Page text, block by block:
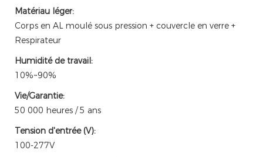
Matériau léger:
Corps en AL moulé sous pression + couvercle en verre +
Respirateur
Humidité de travail:
10%~90%
Vie/Garantie:
50 000 heures / 5 ans
Tension d'entrée (V):
100-277V